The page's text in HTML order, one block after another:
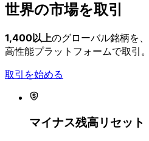
世界の市場を取引
1,400以上のグローバル銘柄を、
高性能プラットフォームで取引。
取引を始める
マイナス残高リセット